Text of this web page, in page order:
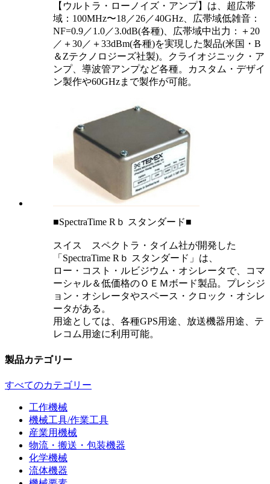
【ウルトラ・ローノイズ・アンプ】は、超広帯
域：100MHz〜18／26／40GHz、広帯域低雑音：
NF=0.9／1.0／3.0dB(各種)、広帯域中出力：＋20
／＋30／＋33dBm(各種)を実現した製品(米国・B
＆Zテクノロジーズ社製)。クライオジニック・ア
ンプ、導波管アンプなど各種。カスタム・デザイ
ン製作や60GHzまで製作が可能。
■SpectraTime Rｂ スタンダード■
スイス スペクトラ・タイム社が開発した
「SpectraTime Rｂ スタンダード」は、
ロー・コスト・ルビジウム・オシレータで、コマ
ーシャル＆低価格のＯＥＭボード製品。プレシジ
ョン・オシレータやスペース・クロック・オシレ
ータがある。
用途としては、各種GPS用途、放送機器用途、テ
レコム用途に利用可能。
製品カテゴリー
すべてのカテゴリー
工作機械
機械工具/作業工具
産業用機械
物流・搬送・包装機器
化学機械
流体機器